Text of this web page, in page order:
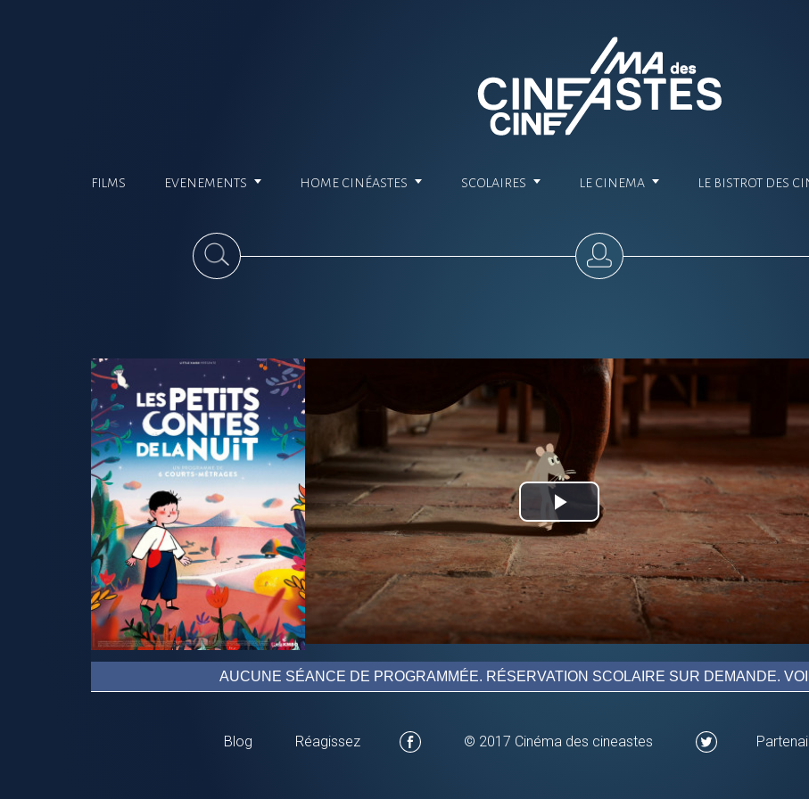
FILMS EVENEMENTS HOME CINÉASTES SCOLAIRES LE CINEMA LE BISTROT DES
Play
Video
AUCUNE SÉANCE DE PROGRAMMÉE. RÉSERVATION SCOLAIRE SUR DEMANDE.
Blog Réagissez © 2017 Cinéma des cineastes